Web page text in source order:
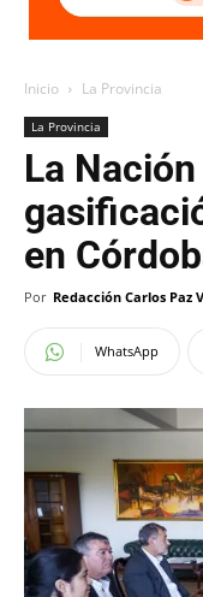
Inicio La Provincia
La Provincia
La
en
Por Redacción Carlos Paz
WhatsApp